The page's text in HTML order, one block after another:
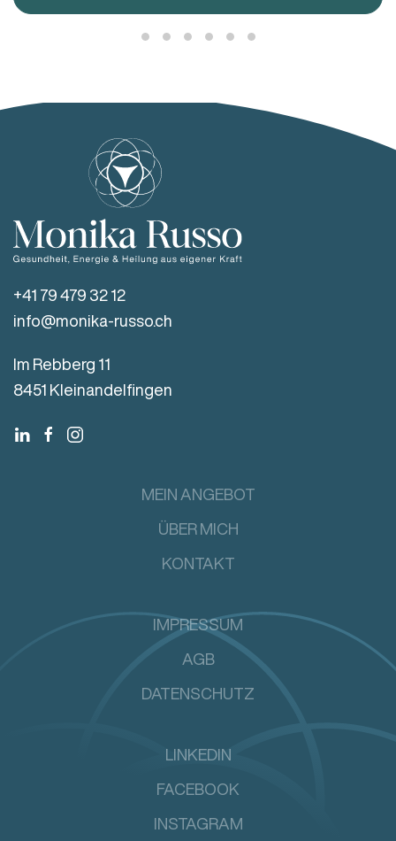
+41 79 479 32 12
info@monika-russo.ch
Im Rebberg 11
8451 Kleinandelfingen
MEIN ANGEBOT
ÜBER MICH
KONTAKT
IMPRESSUM
AGB
DATENSCHUTZ
LINKEDIN
FACEBOOK
INSTAGRAM